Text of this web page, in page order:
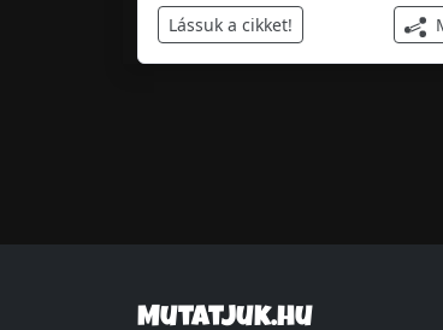
Lássuk a cikket!
Mutatjuk.hu